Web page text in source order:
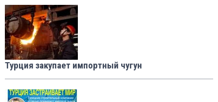
Турция закупает импортный чугун